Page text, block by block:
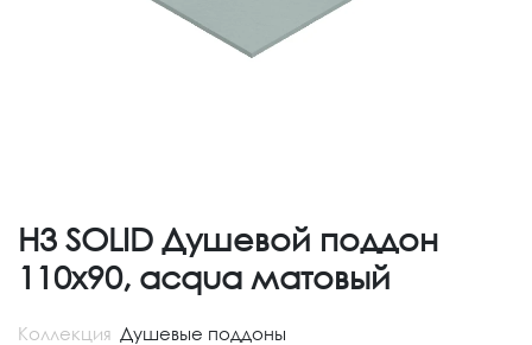
H3 SOLID Душевой поддон
110x90, acqua матовый
Коллекция Душевые поддоны